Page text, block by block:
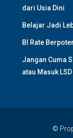
dari Usia Dini
Belajar Jadi
BI Rate
Jangan Cuma
atau Masuk LSD
©